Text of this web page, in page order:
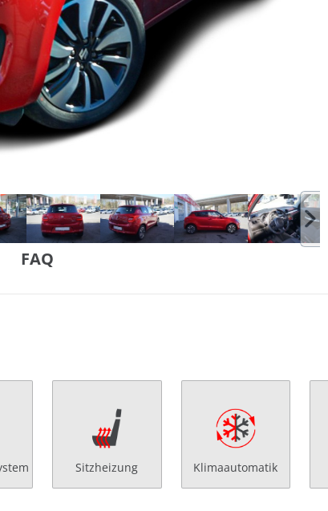
FAQ
Sitzheizung Klimaautomatik